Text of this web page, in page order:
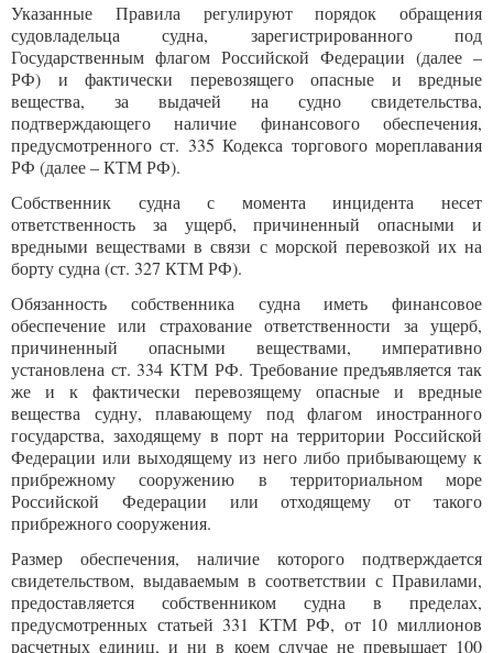
Указанные Правила регулируют порядок обращения
судовладельца судна, зарегистрированного под
Государственным флагом Российской Федерации (далее –
РФ) и фактически перевозящего опасные и вредные
вещества, за выдачей на судно свидетельства,
подтверждающего наличие финансового обеспечения,
предусмотренного ст. 335 Кодекса торгового мореплавания
РФ (далее – КТМ РФ).
Собственник судна с момента инцидента несет
ответственность за ущерб, причиненный опасными и
вредными веществами в связи с морской перевозкой их на
борту судна (ст. 327 КТМ РФ).
Обязанность собственника судна иметь финансовое
обеспечение или страхование ответственности за ущерб,
причиненный опасными веществами, императивно
установлена ст. 334 КТМ РФ. Требование предъявляется так
же и к фактически перевозящему опасные и вредные
вещества судну, плавающему под флагом иностранного
государства, заходящему в порт на территории Российской
Федерации или выходящему из него либо прибывающему к
прибрежному сооружению в территориальном море
Российской Федерации или отходящему от такого
прибрежного сооружения.
Размер обеспечения, наличие которого подтверждается
свидетельством, выдаваемым в соответствии с Правилами,
предоставляется собственником судна в пределах,
предусмотренных статьей 331 КТМ РФ, от 10 миллионов
расчетных единиц, и ни в коем случае не превышает 100